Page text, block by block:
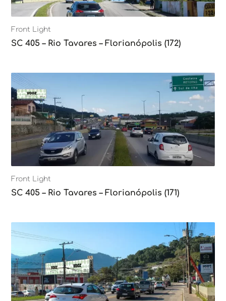
Front Light
SC 405 – Rio Tavares – Florianópolis (172)
Front Light
SC 405 – Rio Tavares – Florianópolis (171)